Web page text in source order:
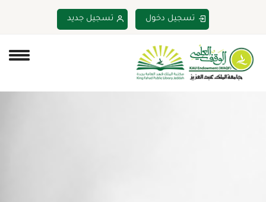
تسجيل دخول تسجيل جديد